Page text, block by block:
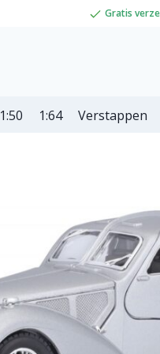
Gratis
1:50 1:64 Verstappen